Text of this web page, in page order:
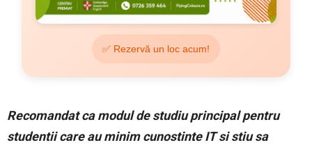
✅ Rezervă un loc acum!
Recomandat ca modul de studiu principal pentru
studentii care au minim cunostinte IT si stiu sa